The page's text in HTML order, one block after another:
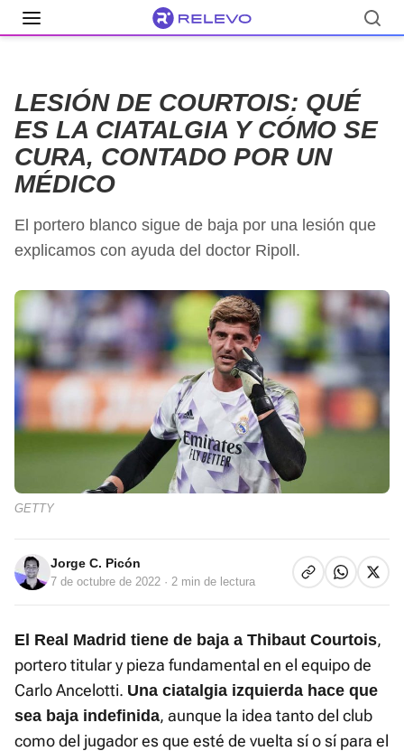
LESIÓN DE COURTOIS: QUÉ
ES LA CIATALGIA Y CÓMO SE
CURA, CONTADO POR UN
MÉDICO
El portero blanco sigue de baja por una lesión que
explicamos con ayuda del doctor Ripoll.
GETTY
Jorge C. Picón
7 de octubre de 2022 · 2 min de lectura
El Real Madrid tiene de baja a Thibaut Courtois,
portero titular y pieza fundamental en el equipo de
Carlo Ancelotti. Una ciatalgia izquierda hace que
sea baja indefinida, aunque la idea tanto del club
como del jugador es que esté de vuelta sí o sí para el
¿Qué tratamiento tiene la ciatalgia? Apunta al clásico Un